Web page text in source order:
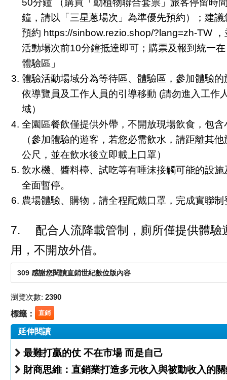
50分鐘 （購買「動植物聯合套票」旅客停留時
鐘，請以「三星蔥場次」為準優先預約）；建議
預約 https://sinbow.rezio.shop/?lang=zh-TW ，
活動場次前10分鐘抵達即可；購票及報到統一
體驗區」
體驗活動場域分為等待區、體驗區，參加體驗的
依導覽員及工作人員的引導移動 (請勿進入工作
域）
全園區餐飲僅提供外帶，不開放現場飲食，包含
（參加體驗的遊客，若您必需飲水，請距離其
公尺，並在飲水後立即載上口罩）
飲水機、醬料檯、試吃等有唾沫接觸可能的設施
全面暫停。
農場體驗、購物，請全程配戴口罩，完成實聯制
7. 配合人流降載管制，廁所僅提供體驗
用，不開放外借。
309 感謝您閱讀直銷世紀數位版內容
瀏覽次數: 2390
標籤： 直銷
延伸閱讀
最難打贏的仗 不在市場 而是自己
財商思維：直銷業打造多元收入與被動收入的